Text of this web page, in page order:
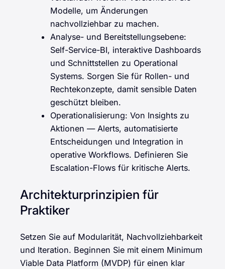
Modelle, um Änderungen
nachvollziehbar zu machen.
Analyse- und Bereitstellungsebene:
Self-Service-BI, interaktive Dashboards
und Schnittstellen zu Operational
Systems. Sorgen Sie für Rollen- und
Rechtekonzepte, damit sensible Daten
geschützt bleiben.
Operationalisierung: Von Insights zu
Aktionen — Alerts, automatisierte
Entscheidungen und Integration in
operative Workflows. Definieren Sie
Escalation-Flows für kritische Alerts.
Architekturprinzipien für
Praktiker
Setzen Sie auf Modularität, Nachvollziehbarkeit
und Iteration. Beginnen Sie mit einem Minimum
Viable Data Platform (MVDP) für einen klar